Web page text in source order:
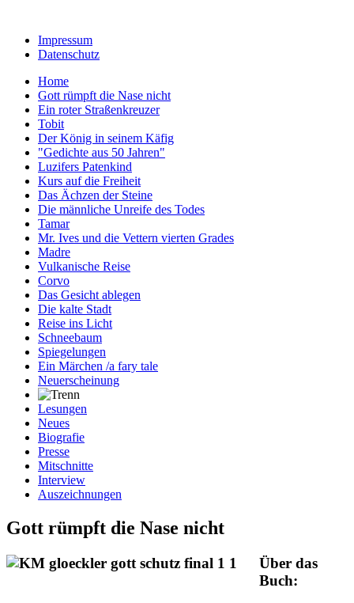
Impressum
Datenschutz
Home
Gott rümpft die Nase nicht
Ein roter Straßenkreuzer
Tobit
Der König in seinem Käfig
"Gedichte aus 50 Jahren"
Luzifers Patenkind
Kurs auf die Freiheit
Das Ächzen der Steine
Die männliche Unreife des Todes
Tamar
Mr. Ives und die Vettern vierten Grades
Madre
Vulkanische Reise
Corvo
Das Gesicht ablegen
Die kalte Stadt
Reise ins Licht
Schneebaum
Spiegelungen
Ein Märchen /a fary tale
Neuerscheinung
Lesungen
Neues
Biografie
Presse
Mitschnitte
Interview
Auszeichnungen
Gott rümpft die Nase nicht
Über das
Buch: